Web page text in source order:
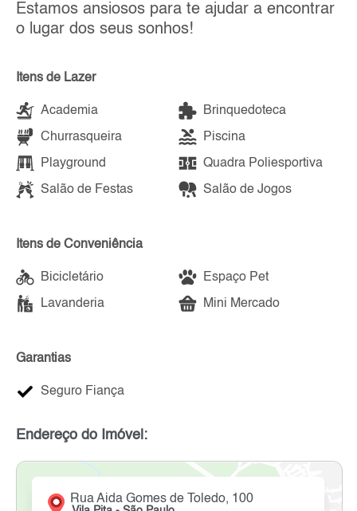
Estamos ansiosos para te ajudar a encontrar
o lugar dos seus sonhos!
Itens de Lazer
Academia Brinquedoteca
Churrasqueira Piscina
Playground Quadra Poliesportiva
Salão de Festas Salão de Jogos
Itens de Conveniência
Bicicletário Espaço Pet
Lavanderia Mini Mercado
Garantias
Seguro Fiança
Endereço do Imóvel:
Rua Aida Gomes de Toledo, 100